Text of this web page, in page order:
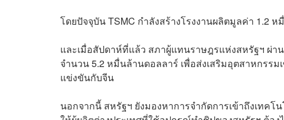
โดยปัจจุบัน TSMC กำลังสร้างโรงงานผลิตมูลค่า 1.2
และเมื่อสัปดาห์ที่แล้ว สภาผู้แทนราษฎรแห่งสหรัฐฯ ผ่
จำนวน 5.2 หมื่นล้านดอลลาร์ เพื่อส่งเสริมอุตสาหกรร
แข่งขันกับจีน
นอกจากนี้ สหรัฐฯ ยังมองหาการจำกัดการเข้าถึงเทค